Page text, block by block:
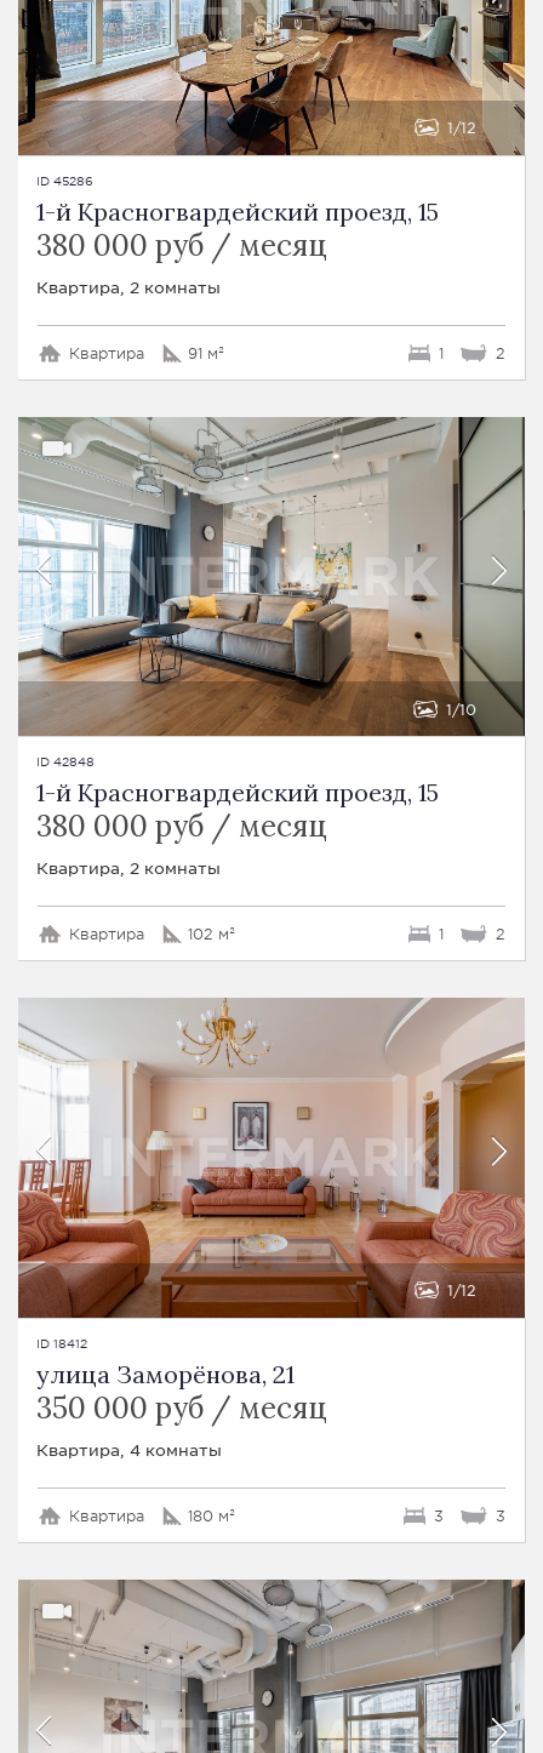
1 12
ID 45286
1-й Красногвардейский проезд, 15
380 000 руб / месяц
Квартира, 2 комнаты
Квартира 91 м² 1 2
1 10
ID 42848
1-й Красногвардейский проезд, 15
380 000 руб / месяц
Квартира, 2 комнаты
Квартира 102 м² 1 2
1 12
ID 18412
улица Заморёнова, 21
350 000 руб / месяц
Квартира, 4 комнаты
Квартира 180 м² 3 3